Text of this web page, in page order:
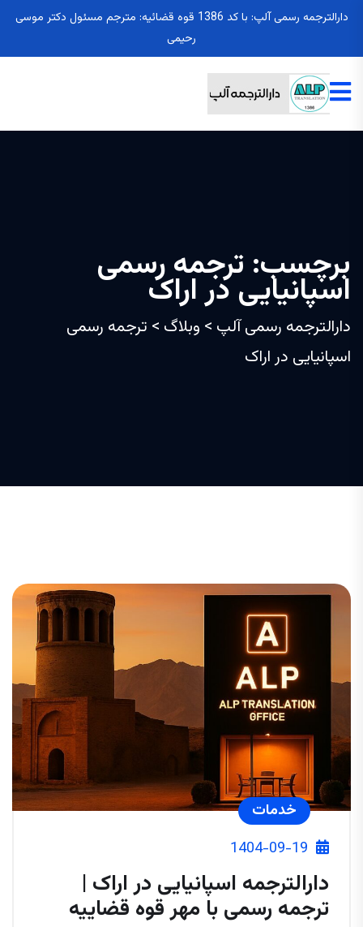
دارالترجمه رسمی آلپ: با کد 1386 قوه قضائیه: مترجم مسئول دکتر موسی
رحیمی
برچسب: ترجمه رسمی
اسپانیایی در اراک
دارالترجمه رسمی آلپ > وبلاگ > ترجمه رسمی
اسپانیایی در اراک
خدمات
1404-09-19
دارالترجمه اسپانیایی در اراک |
ترجمه رسمی با مهر قوه قضاییه